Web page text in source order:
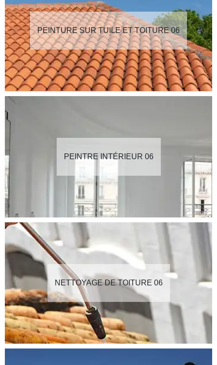
PEINTURE SUR TUILE ET TOITURE 06
PEINTRE INTÉRIEUR 06
NETTOYAGE DE TOITURE 06